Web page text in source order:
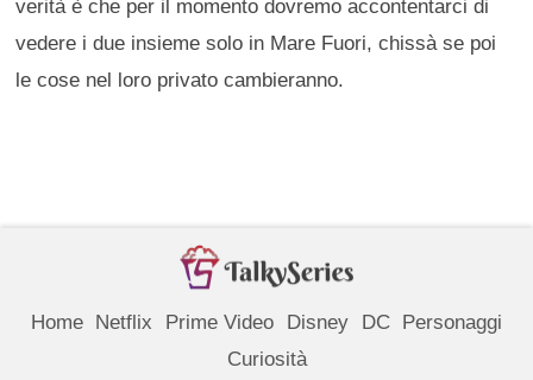
verità è che per il momento dovremo accontentarci di
vedere i due insieme solo in Mare Fuori, chissà se poi
le cose nel loro privato cambieranno.
Home Netflix Prime Video Disney DC
Personaggi
Curiosità